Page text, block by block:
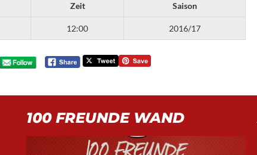
Zeit Saison
12:00 2016/17
100 FREUNDE WAND